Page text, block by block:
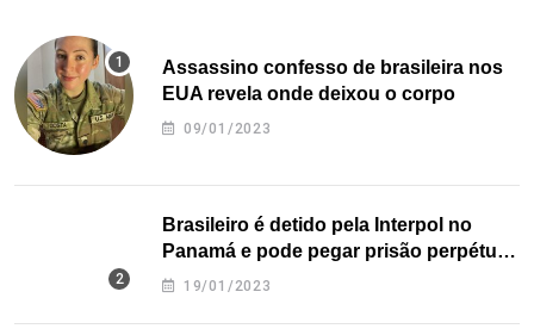
Assassino confesso de brasileira nos
EUA revela onde deixou o corpo
09/01/2023
Brasileiro é detido pela Interpol no
Panamá e pode pegar prisão perpétua
nos EUA
19/01/2023